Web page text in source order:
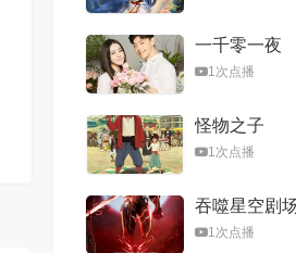
一千零一夜
1次点播
怪物之子
1次点播
吞噬星空剧
洛大陆
1次点播